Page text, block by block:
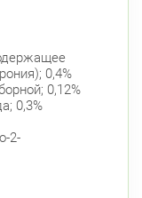
0,4%
0,12%
0,3%
2-